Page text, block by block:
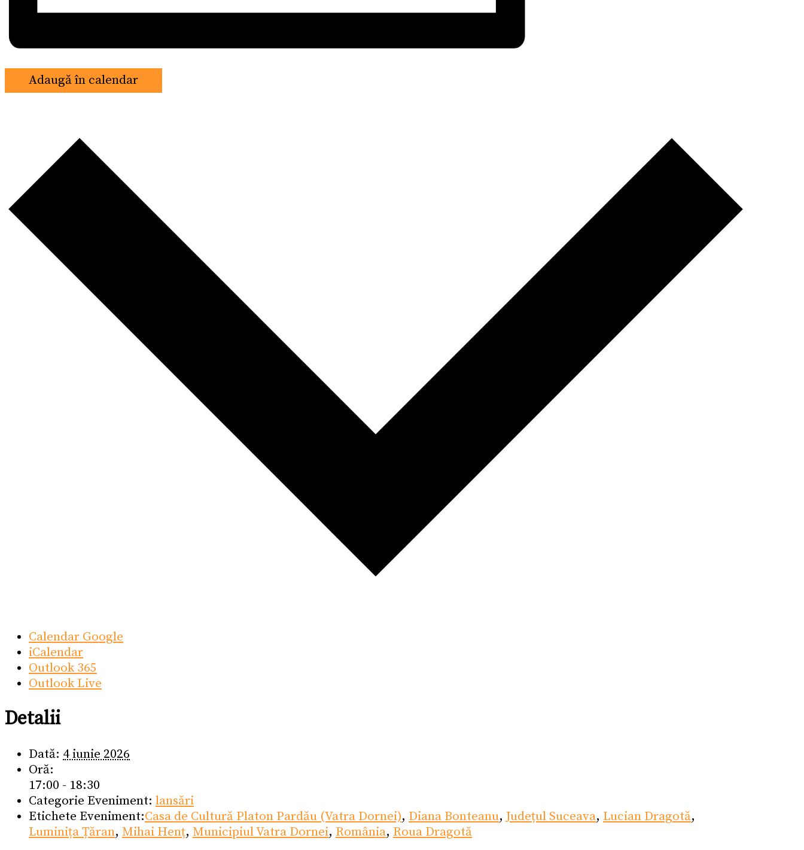
Adaugă în calendar
Calendar Google
iCalendar
Outlook 365
Outlook Live
Detalii
Dată: 4 iunie 2026
Oră:
17:00 - 18:30
Categorie Eveniment: lansări
Etichete Eveniment:Casa de Cultură Platon Pardău (Vatra Dornei), Diana Bonteanu, Județul Suceava, Lucian Dragotă,
Luminița Țăran, Mihai Henț, Municipiul Vatra Dornei, România, Roua Dragotă